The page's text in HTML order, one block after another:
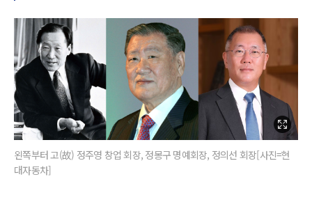
왼쪽부터 고(故) 정주영 창업 회장, 정몽구 명예회장, 정의선 회장[사진=현
대자동차]